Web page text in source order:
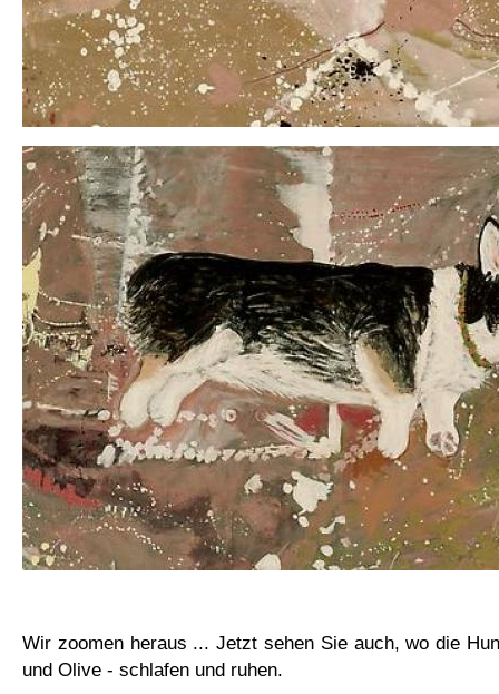
Wir zoomen heraus ... Jetzt sehen Sie auch, wo die
und Olive - schlafen und ruhen.